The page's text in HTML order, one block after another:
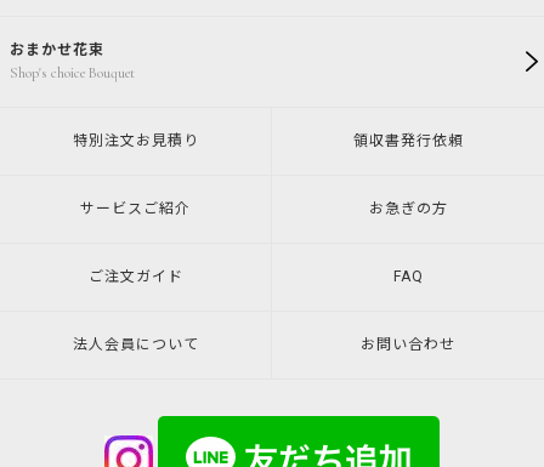
おまかせ花束
Shop's choice Bouquet
特別注文 お見積り 領収書発行依頼
サービスご紹介 お急ぎの方
ご注文ガイド FAQ
法人会員について お問い合わせ